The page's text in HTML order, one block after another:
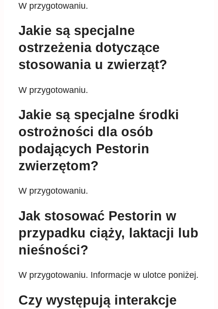
W przygotowaniu.
Jakie są specjalne
ostrzeżenia dotyczące
stosowania u zwierząt?
W przygotowaniu.
Jakie są specjalne środki
ostrożności dla osób
podających Pestorin
zwierzętom?
W przygotowaniu.
Jak stosować Pestorin w
przypadku ciąży, laktacji lub
nieśności?
W przygotowaniu. Informacje w ulotce poniżej.
Czy występują interakcje